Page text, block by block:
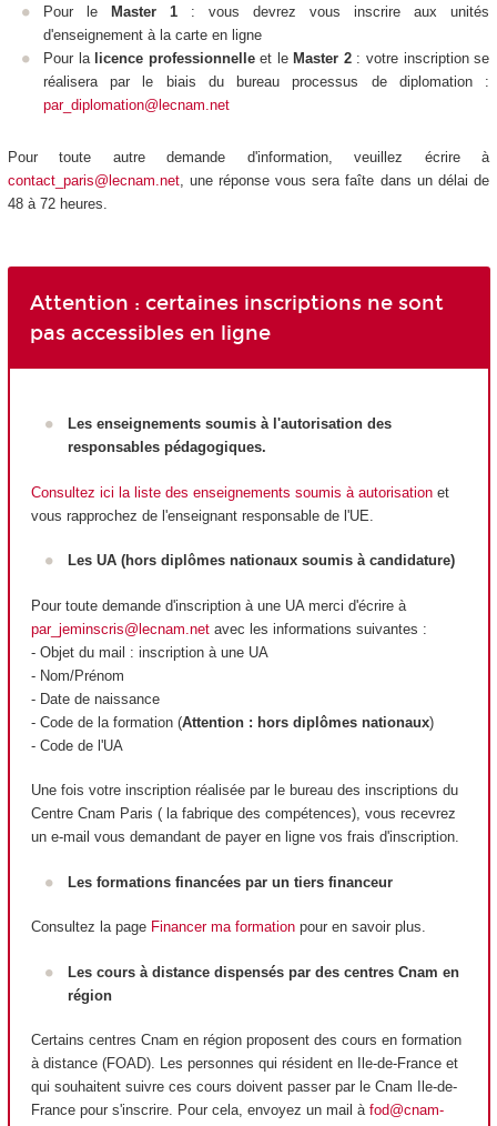
Pour le Master 1 : vous devrez vous inscrire aux unités
d'enseignement à la carte en ligne
Pour la licence professionnelleet le Master 2: votre inscription se
réalisera par le biais du bureau processus de diplomation :
par_diplomation@lecnam.net
Pour toute autre demande d'information, veuillez écrire à
contact_paris@lecnam.net, une réponse vous sera faîte dans un délai de
48 à 72 heures.
Attention : certaines inscriptions ne sont
pas accessibles en ligne
Les enseignements soumis à l'autorisation des
responsables pédagogiques.
Consultez ici la liste des enseignements soumis à autorisation et
vous rapprochez de l'enseignant responsable de l'UE.
Les UA(hors diplômes nationauxsoumis à candidature)
Pour toute demande d'inscription à une UA merci d'écrire à
par_jeminscris@lecnam.net avec les informations suivantes :
- Objet du mail : inscription à une UA
- Nom/Prénom
- Date de naissance
- Code de la formation (Attention : hors diplômes nationaux)
- Code de l'UA
Une fois votre inscription réalisée par le bureau des inscriptions du
Centre Cnam Paris ( la fabrique des compétences), vous recevrez
un e-mail vous demandant de payer en ligne vos frais d'inscription.
Les formations financées par un tiers financeur
Consultez la page Financer ma formation pour en savoir plus.
Les cours à distance dispensés par des centres Cnam en
région
Certains centres Cnam en région proposent des cours en formation
à distance (FOAD). Les personnes qui résident en Ile-de-France et
qui souhaitent suivre ces cours doivent passer par le Cnam Ile-de-
France pour s'inscrire. Pour cela, envoyez un mail à fod@cnam-